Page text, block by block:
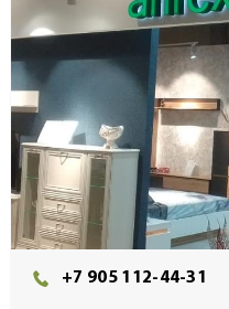
+7 905 112-44-31